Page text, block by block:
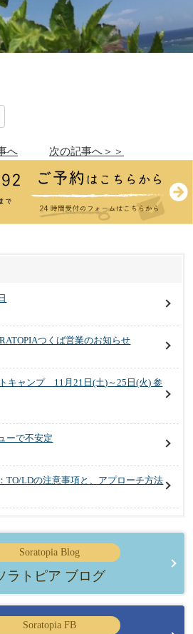
へ 次の記事へ＞＞
つくば営業のお知らせ
キャンプ 11月21日(土)～25日(火) 参
ーで不安定
TO/LDの注意事項と、アプローチ方法
Soratopia Blog
ラトピア ブログ
Soratopia FB